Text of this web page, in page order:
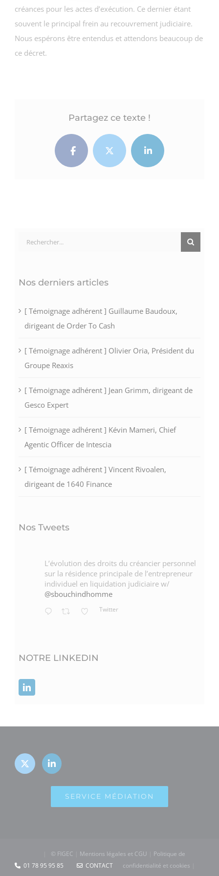
créances pour les actes d’exécution. Ce dernier étant
souvent le principal frein au recouvrement judiciaire.
Nous espérons être entendus et attendons beaucoup de
ce décret.
Partagez ce texte !
FacebookTwitter LinkedIn
Rechercher:
Nos derniers articles
[ Témoignage adhérent ] Guillaume Baudoux,
dirigeant de Order To Cash
[ Témoignage adhérent ] Olivier Oria, Président du
Groupe Reaxis
[ Témoignage adhérent ] Jean Grimm, dirigeant de
Gesco Expert
[ Témoignage adhérent ] Kévin Mameri, Chief
Agentic Officer de Intescia
[ Témoignage adhérent ] Vincent Rivoalen,
dirigeant de 1640 Finance
Nos Tweets
L’évolution des droits du créancier personnel
sur la résidence principale de l’entrepreneur
individuel en liquidation judiciaire w/
@sbouchindhomme
Twitter
NOTRE LINKEDIN
SERVICE MÉDIATION
© FIGEC Mentions légales et CGU
Politique de
confidentialité et cookies
01 78 95 95 85 CONTACT